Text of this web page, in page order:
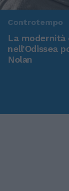
Controtempo
La modernità
nell'Odissea
Nolan